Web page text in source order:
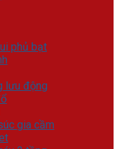
phủ bạt
lưu động
gia cầm